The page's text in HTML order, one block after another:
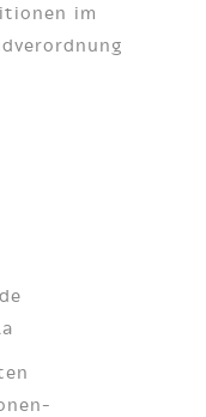
im